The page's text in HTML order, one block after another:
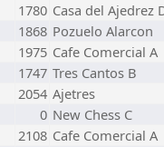
1780 Casa del Ajedrez
1868 Pozuelo Alarcon
1975 Cafe Comercial A
1747 Tres Cantos B
2054 Ajetres
0 New Chess C
2108 Cafe Comercial A